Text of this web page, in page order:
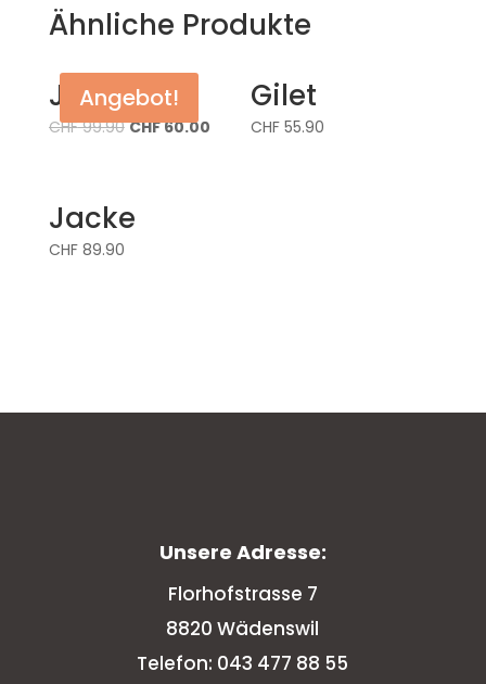
Ähnliche Produkte
Angebot!
Jacke
CHF99.90 CHF60.00
Gilet
CHF 55.90
Jacke
CHF89.90
Unsere Adresse:
Florhofstrasse 7
8820 Wädenswil
Telefon: 043 477 88 55